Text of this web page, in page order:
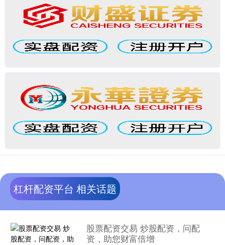
杠杆配资平台 相关话题
股票配资交易 炒股配资，问配
资，助您财富倍增